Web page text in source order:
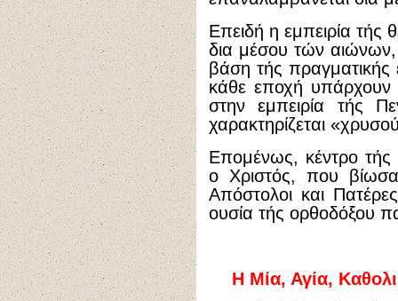
Επειδή η εμπειρία τής
δια μέσου τών αιώνων,
βάση τής πραγματικής
κάθε εποχή
στην εμπειρία τής
χαρακτηρίζεται
Επομένως, κέντρο τής
ο Χριστός, που
Απόστολοι και
ουσία τής ορθοδόξου
Η Μία, Αγία,